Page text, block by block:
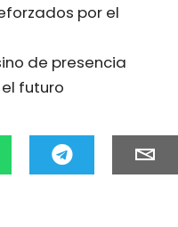
por el
de presencia
futuro